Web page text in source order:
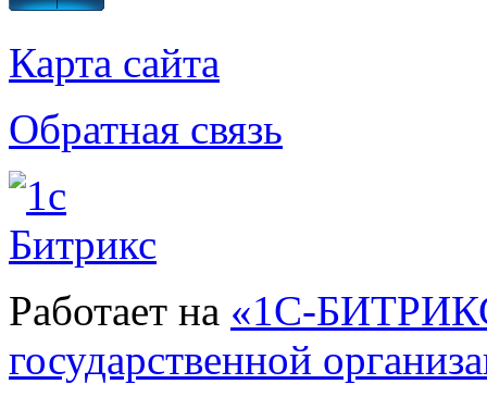
Карта сайта
Обратная связь
Работает на «1С-
государственной